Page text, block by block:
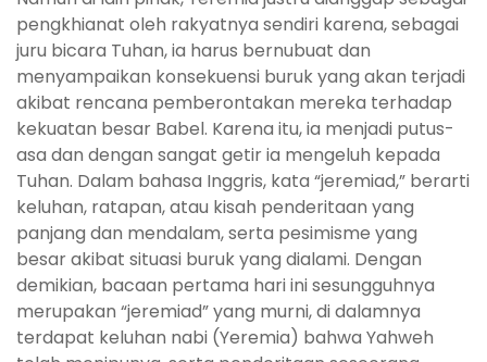
pengkhianat oleh rakyatnya sendiri karena, sebagai
juru bicara Tuhan, ia harus bernubuat dan
menyampaikan konsekuensi buruk yang akan terjadi
akibat rencana pemberontakan mereka terhadap
kekuatan besar Babel. Karena itu, ia menjadi putus-
asa dan dengan sangat getir ia mengeluh kepada
Tuhan. Dalam bahasa Inggris, kata “jeremiad,” berarti
keluhan, ratapan, atau kisah penderitaan yang
panjang dan mendalam, serta pesimisme yang
besar akibat situasi buruk yang dialami. Dengan
demikian, bacaan pertama hari ini sesungguhnya
merupakan “jeremiad” yang murni, di dalamnya
terdapat keluhan nabi (Yeremia) bahwa Yahweh